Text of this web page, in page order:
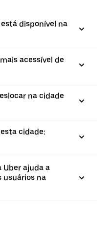
disponível na
acessível de
na cidade
cidade:
Uber ajuda a
usuários na